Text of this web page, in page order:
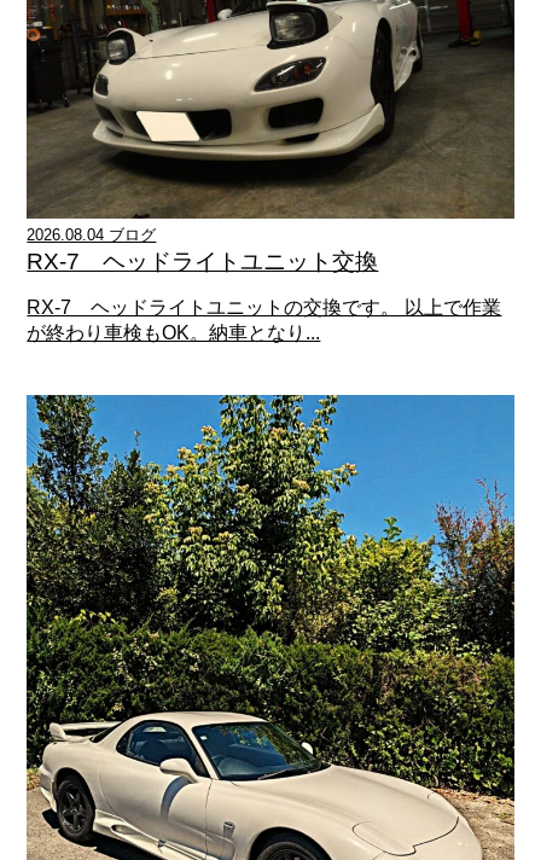
2026.08.04 ブログ
RX-7 ヘッドライトユニット交換
RX-7 ヘッドライトユニットの交換です。 以上で作業
が終わり車検もOK。納車となり...